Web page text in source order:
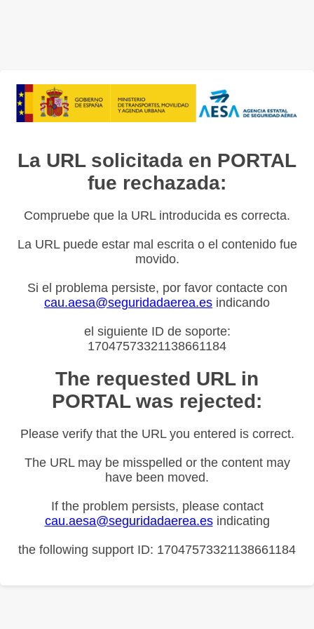
La URL solicitada en PORTAL
fue rechazada:
Compruebe que la URL introducida es correcta.
La URL puede estar mal escrita o el contenido fue
movido.
Si el problema persiste, por favor contacte con
cau.aesa@seguridadaerea.es indicando
el siguiente ID de soporte:
17047573321138661184
The requested URL in
PORTAL was rejected:
Please verify that the URL you entered is correct.
The URL may be misspelled or the content may
have been moved.
If the problem persists, please contact
cau.aesa@seguridadaerea.esindicating
the following support ID: 17047573321138661184